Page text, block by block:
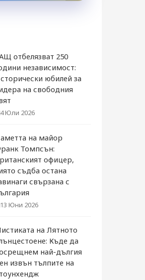
отбелязват 250
независимост:
юбилей за
на свободния
4 Юли 2026
на майор
Томпсън:
офицер,
съдба остана
свързана с
13 Юни 2026
на Лятното
Къде да
най-дългия
извън тълпите на